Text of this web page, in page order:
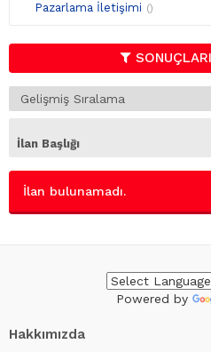
Pazarlama İletişimi ()
İlan Başlığı
İlan bulunamadı.
Powered by
Hakkımızda